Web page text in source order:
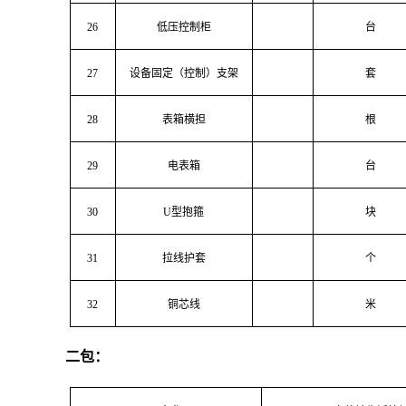
26 低压控制柜 台
27 设备固定（控制）支架 套
28 表箱横担 根
29 电表箱 台
30 U型抱箍 块
31 拉线护套 个
32 铜芯线 米
二包：